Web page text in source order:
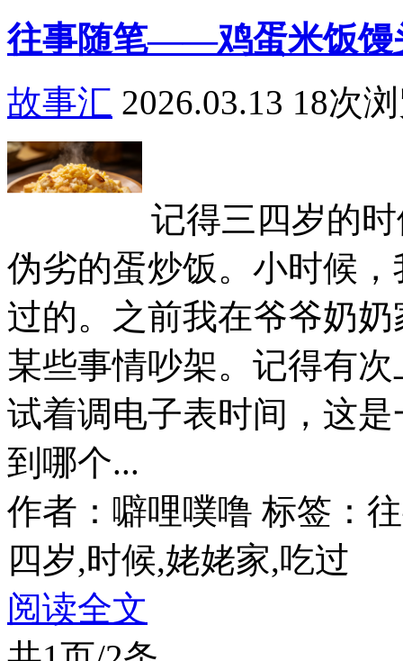
往事随笔——鸡蛋米饭馒
故事汇 2026.03.13 18次
记得三四岁的
伪劣的蛋炒饭。小时候
过的。之前我在爷爷奶
某些事情吵架。记得有
试着调电子表时间，这
到哪个...
作者：噼哩噗噜 标签：
四岁,时候,姥姥家,吃过
阅读全文